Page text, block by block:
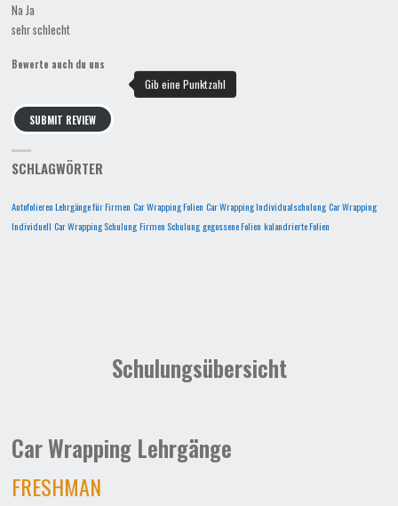
Na Ja
sehr schlecht
Bewerte auch du uns
SUBMIT REVIEW
SCHLAGWÖRTER
Autofolieren Lehrgänge für Firmen Car Wrapping Folien Car Wrapping Individualschulung Car Wrapping
Individuell Car Wrapping Schulung Firmen Schulung gegossene Folien kalandrierte Folien
Schulungsübersicht
Car Wrapping Lehrgänge
FRESHMAN